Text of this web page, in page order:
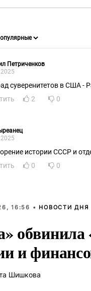
Петриченков
суверенитетов в США -
2 0
истории СССР и
0 0
16:56 • НОВОСТИ ДНЯ
и
Шишкова